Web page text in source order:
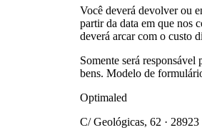
Você deverá devolver ou
partir da data em que nos
deverá arcar com o custo
Somente será
bens. Modelo de
Optimaled
C/ Geológicas, 62 ·